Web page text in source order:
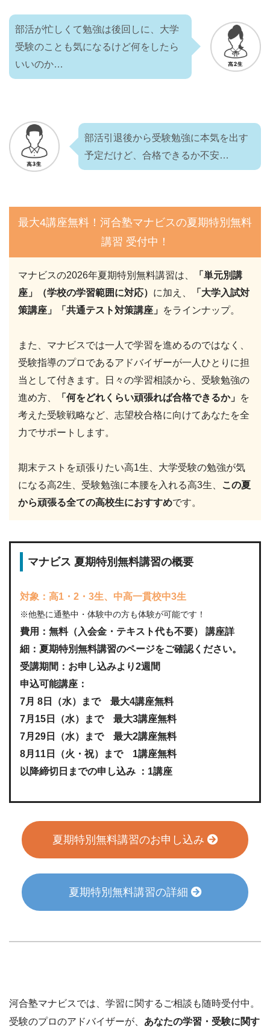
部活が忙しくて勉強は後回しに、大学
受験のことも気になるけど何をしたら
いいのか…
部活引退後から受験勉強に本気を出す
予定だけど、合格できるか不安…
最大4講座無料！河合塾マナビスの夏期特別無料
講習 受付中！
マナビスの2026年夏期特別無料講習は、
「単元別講
座」（学校の学習範囲に対応） に加え、
「大学入試対
策講座」「共通テスト対策講座」 をラインナップ。
また、マナビスでは一人で学習を進めるのではなく、
受験指導のプロであるアドバイザーが一人ひとりに担
当として付きます。日々の学習相談から、受験勉強の
進め方、
「何をどれくらい頑張れば合格できるか」 を
考えた受験戦略など、志望校合格に向けてあなたを全
力でサポートします。
期末テストを頑張りたい高1生、大学受験の勉強が気
になる高2生、受験勉強に本腰を入れる高3生、
この夏
から頑張る全ての高校生におすすめです。
マナビス 夏期特別無料講習の概要
対象：高1・2・3生、中高一貫校中3生
※他塾に通塾中・体験中の方も体験が可能です！
費用：無料（入会金・テキスト代も不要） 講座詳
細：夏期特別無料講習のページをご確認ください。
受講期間：お申し込みより2週間
申込可能講座：
7月 8日（水）まで 最大4講座無料
7月15日（水）まで 最大3講座無料
7月29日（水）まで 最大2講座無料
8月11日（火・祝）まで 1講座無料
以降締切日までの申し込み ：1講座
夏期特別無料講習のお申し込み
夏期特別無料講習の詳細
河合塾マナビスでは、学習に関するご相談も随時受付中。
受験のプロのアドバイザーが、 あなたの学習・受験に関す